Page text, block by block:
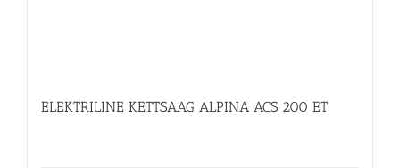
ELEKTRILINE KETTSAAG ALPINA ACS 200 ET